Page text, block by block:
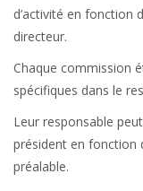
d’activité en fonction
directeur.
Chaque commission
spécifiques dans le
Leur responsable
président en fonction
préalable.